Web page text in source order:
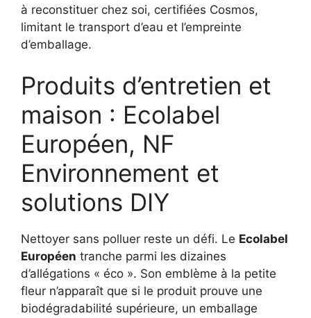
à reconstituer chez soi, certifiées Cosmos,
limitant le transport d’eau et l’empreinte
d’emballage.
Produits d’entretien et
maison : Ecolabel
Européen, NF
Environnement et
solutions DIY
Nettoyer sans polluer reste un défi. Le Ecolabel
Européen tranche parmi les dizaines
d’allégations « éco ». Son emblème à la petite
fleur n’apparaît que si le produit prouve une
biodégradabilité supérieure, un emballage